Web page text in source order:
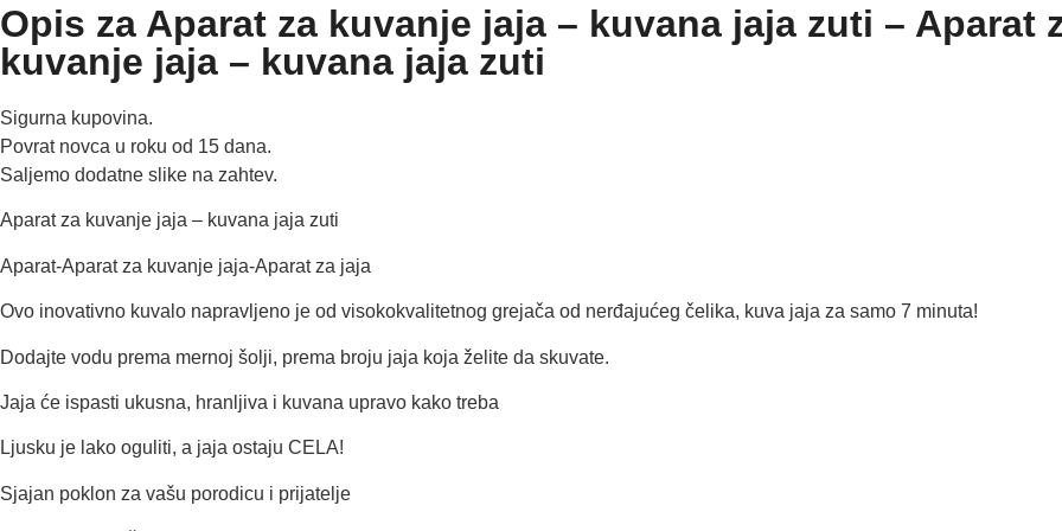
Opis za Aparat za kuvanje jaja – kuvana jaja zuti – Aparat
kuvanje jaja – kuvana jaja zuti
Sigurna kupovina.
Povrat novca u roku od 15 dana.
Saljemo dodatne slike na zahtev.
Aparat za kuvanje jaja – kuvana jaja zuti
Aparat-Aparat za kuvanje jaja-Aparat za jaja
Ovo inovativno kuvalo napravljeno je od visokokvalitetnog grejača od nerđajućeg čelika, kuva jaja za samo 7 minuta!
Dodajte vodu prema mernoj šolji, prema broju jaja koja želite da skuvate.
Jaja će ispasti ukusna, hranljiva i kuvana upravo kako treba
Ljusku je lako oguliti, a jaja ostaju CELA!
Sjajan poklon za vašu porodicu i prijatelje